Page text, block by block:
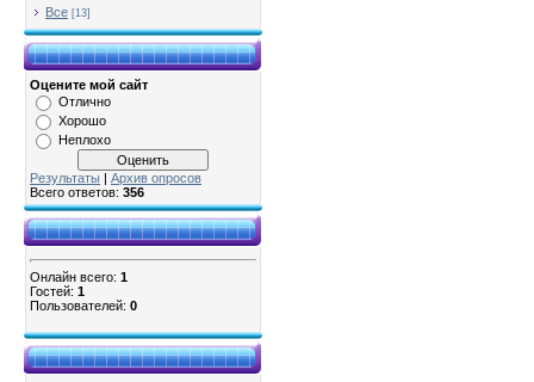
Все [13]
Оцените мой сайт
Отлично
Хорошо
Неплохо
Результаты | Архив опросов
Всего ответов: 356
Онлайн всего: 1
Гостей: 1
Пользователей: 0